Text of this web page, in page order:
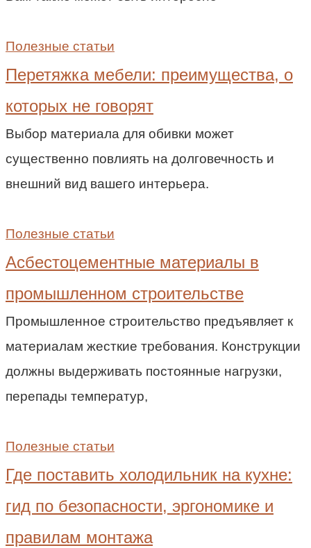
Полезные статьи
Перетяжка мебели: преимущества, о
которых не говорят
Выбор материала для обивки может
существенно повлиять на долговечность и
внешний вид вашего интерьера.
Полезные статьи
Асбестоцементные материалы в
промышленном строительстве
Промышленное строительство предъявляет к
материалам жесткие требования. Конструкции
должны выдерживать постоянные нагрузки,
перепады температур,
Полезные статьи
Где поставить холодильник на кухне:
гид по безопасности, эргономике и
правилам монтажа